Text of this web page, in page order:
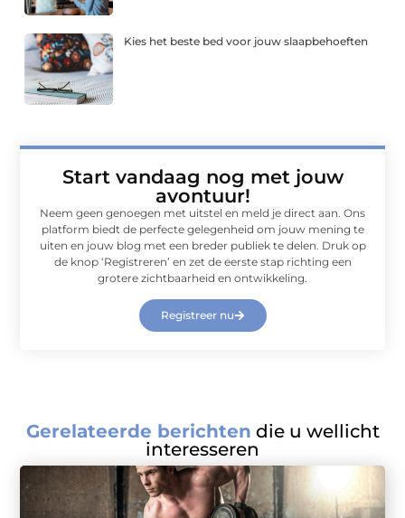
Kies het beste bed voor jouw slaapbehoeften
Start vandaag nog met jouw
avontuur!
Neem geen genoegen met uitstel en meld je direct aan. Ons
platform biedt de perfecte gelegenheid om jouw mening te
uiten en jouw blog met een breder publiek te delen. Druk op
de knop ‘Registreren’ en zet de eerste stap richting een
grotere zichtbaarheid en ontwikkeling.
Registreer nu
Gerelateerde berichten die u wellicht
interesseren